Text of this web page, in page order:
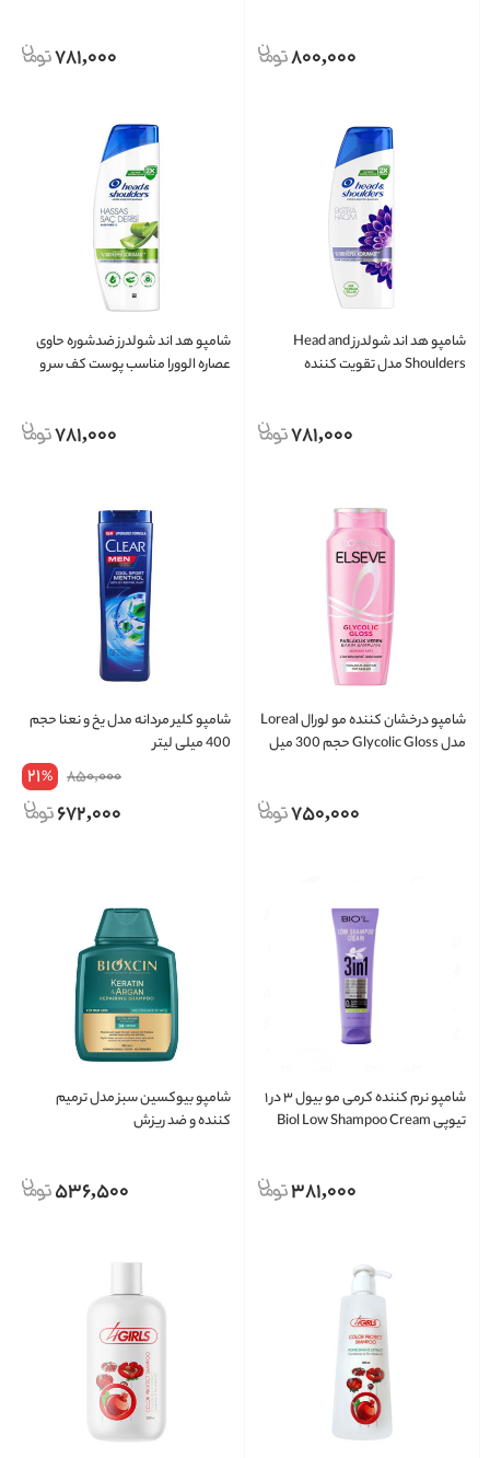
800,000
781,000
شامپو هد اند شولدرز Head and
Shoulders مدل تقویت کننده
781,000
شامپو هد اند شولدرز ضدشوره حاوی
عصاره الوورا مناسب پوست کف سر و
781,000
شامپو درخشان کننده مو لورال Loreal
مدل Glycolic Gloss حجم 300 میل
750,000
شامپو کلیر مردانه مدل یخ و نعنا حجم
400 میلی لیتر
850,000
21%
672,000
شامپو نرم کننده کرمی مو بیول ۳ در ۱
تیوپی Biol Low Shampoo Cream
381,000
شامپو بیوکسین سبز مدل ترمیم
کننده و ضد ریزش
536,500